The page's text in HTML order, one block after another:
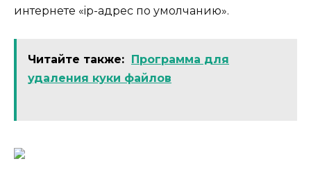
интернете «ip-адрес по умолчанию».
Читайте также:
Программа для
удаления куки файлов